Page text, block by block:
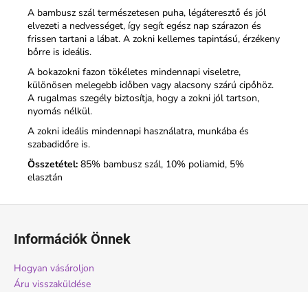
A bambusz szál természetesen puha, légáteresztő és jól
elvezeti a nedvességet, így segít egész nap szárazon és
frissen tartani a lábat. A zokni kellemes tapintású, érzékeny
bőrre is ideális.
A bokazokni fazon tökéletes mindennapi viseletre,
különösen melegebb időben vagy alacsony szárú cipőhöz.
A rugalmas szegély biztosítja, hogy a zokni jól tartson,
nyomás nélkül.
A zokni ideális mindennapi használatra, munkába és
szabadidőre is.
Összetétel: 85% bambusz szál, 10% poliamid, 5%
elasztán
Információk Önnek
Hogyan vásároljon
Áru visszaküldése